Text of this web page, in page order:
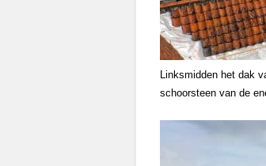
Linksmidden het dak
schoorsteen van de